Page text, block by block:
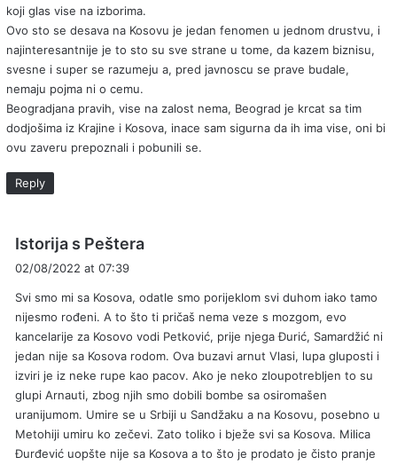
koji glas vise na izborima.
Ovo sto se desava na Kosovu je jedan fenomen u jednom drustvu, i
najinteresantnije je to sto su sve strane u tome, da kazem biznisu,
svesne i super se razumeju a, pred javnoscu se prave budale,
nemaju pojma ni o cemu.
Beogradjana pravih, vise na zalost nema, Beograd je krcat sa tim
dodjošima iz Krajine i Kosova, inace sam sigurna da ih ima vise, oni bi
ovu zaveru prepoznali i pobunili se.
Reply
Istorija s Peštera
s
:
02/08/2022 at 07:39
Svi smo mi sa Kosova, odatle smo porijeklom svi duhom iako tamo
nijesmo rođeni. A to što ti pričaš nema veze s mozgom, evo
kancelarije za Kosovo vodi Petković, prije njega Đurić, Samardžić ni
jedan nije sa Kosova rodom. Ova buzavi arnut Vlasi, lupa gluposti i
izviri je iz neke rupe kao pacov. Ako je neko zloupotrebljen to su
glupi Arnauti, zbog njih smo dobili bombe sa osiromašen
uranijumom. Umire se u Srbiji u Sandžaku a na Kosovu, posebno u
Metohiji umiru ko zečevi. Zato toliko i bježe svi sa Kosova. Milica
Đurđević uopšte nije sa Kosova a to što je prodato je čisto pranje